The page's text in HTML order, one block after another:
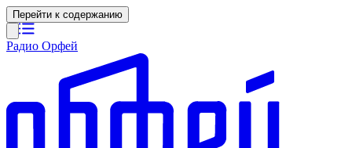
Перейти к содержанию
Радио Орфей